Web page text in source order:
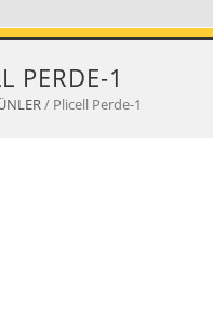
PERDE-1
/ Plicell Perde-1